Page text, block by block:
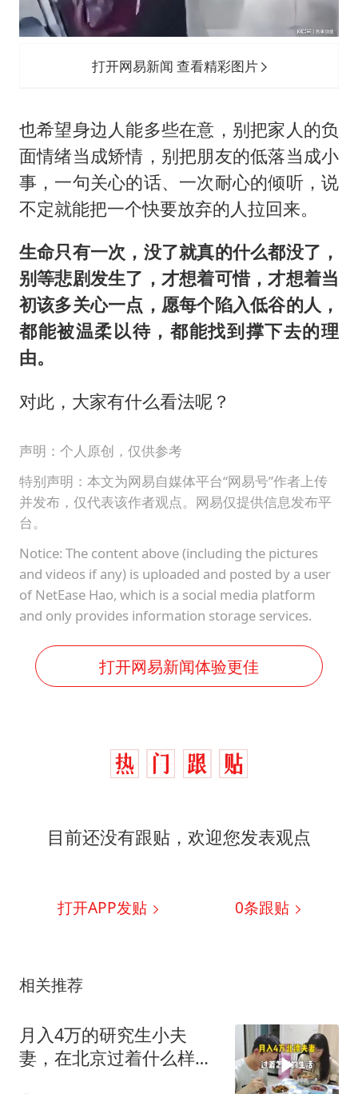
打开网易新闻 查看精彩图片
也希望身边人能多些在意，别把家人的负
面情绪当成矫情，别把朋友的低落当成小
事，一句关心的话、一次耐心的倾听，说
不定就能把一个快要放弃的人拉回来。
生命只有一次，没了就真的什么都没了，
别等悲剧发生了，才想着可惜，才想着当
初该多关心一点，愿每个陷入低谷的人，
都能被温柔以待，都能找到撑下去的理
由。
对此，大家有什么看法呢？
声明：个人原创，仅供参考
特别声明：本文为网易自媒体平台“网易号”作者上传
并发布，仅代表该作者观点。网易仅提供信息发布平
台。
Notice: The content above (including the pictures
and videos if any) is uploaded and posted by a user
of NetEase Hao, which is a social media platform
and only provides information storage services.
打开网易新闻体验更佳
目前还没有跟贴，欢迎您发表观点
打开APP发贴 0条跟贴
相关推荐
月入4万的研究生小夫
妻，在北京过着什么样的